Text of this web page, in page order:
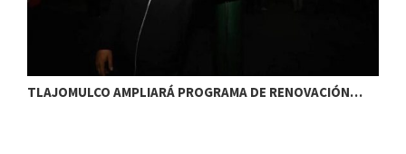
TLAJOMULCO AMPLIARÁ PROGRAMA DE RENOVACIÓN…